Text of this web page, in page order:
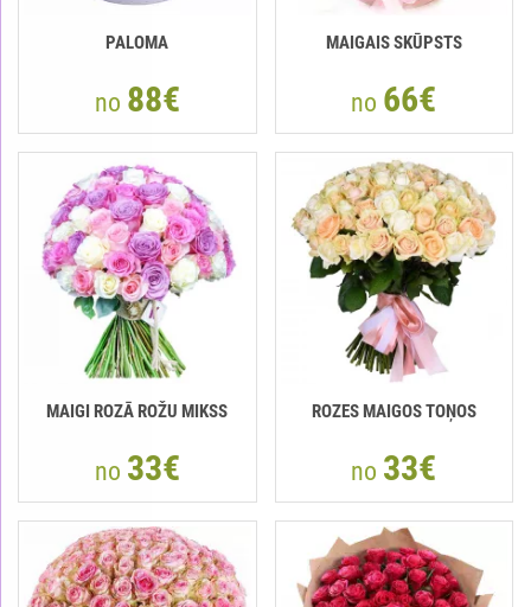
PALOMA
no 88€
MAIGAIS SKŪPSTS
no 66€
MAIGI ROZĀ ROŽU MIKSS
no 33€
ROZES MAIGOS TOŅOS
no 33€